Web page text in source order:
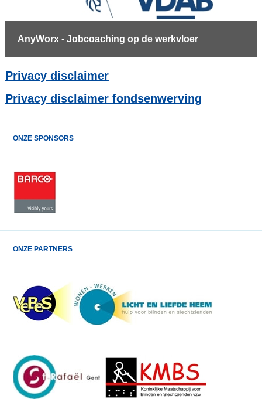
AnyWorx - Jobcoaching op de werkvloer
Privacy disclaimer
Privacy disclaimer fondsenwerving
ONZE SPONSORS
ONZE PARTNERS